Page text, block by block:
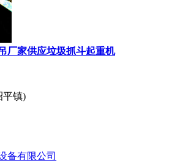
厂家供应垃圾抓斗起重机
平镇)
备有限公司